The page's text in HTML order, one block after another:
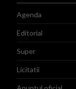
Agenda
Editorial
Super
Licitatii